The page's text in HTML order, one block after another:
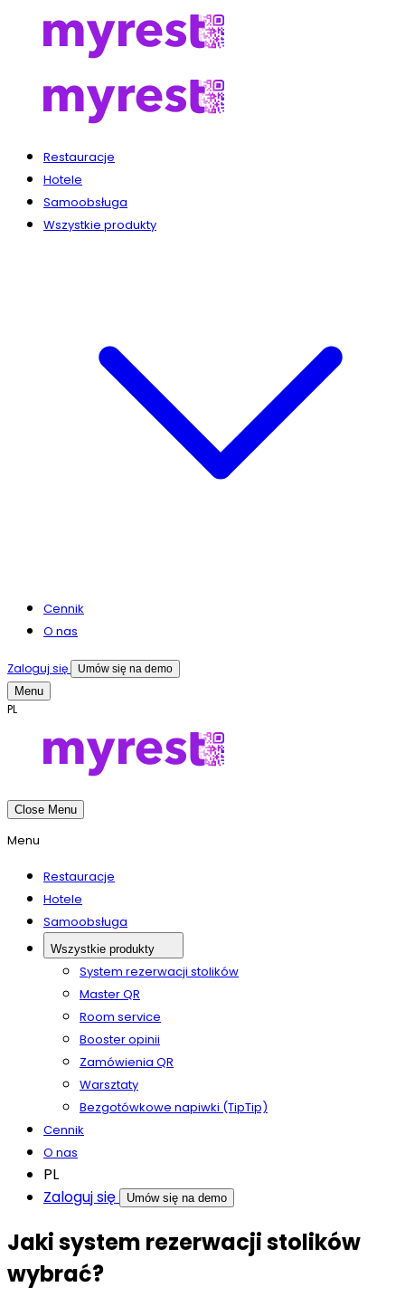
Restauracje
Hotele
Samoobsługa
Wszystkie produkty
Cennik
O nas
Zaloguj się Umów się na demo
Menu
PL
Close Menu
Menu
Restauracje
Hotele
Samoobsługa
Wszystkie produkty
System rezerwacji stolików
Master QR
Room service
Booster opinii
Zamówienia QR
Warsztaty
Bezgotówkowe napiwki (TipTip)
Cennik
O nas
PL
Zaloguj się
Umów się na demo
Jaki system rezerwacji stolików
wybrać?